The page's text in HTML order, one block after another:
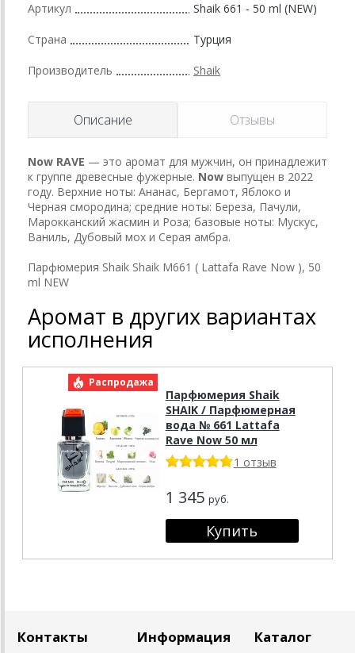
Артикул Shaik 661 - 50 ml (NEW)
Страна Турция
Производитель Shaik
Описание Отзывы
Now RAVE — это аромат для мужчин, он принадлежит
к группе древесные фужерные. Now выпущен в 2022
году. Верхние ноты: Ананас, Бергамот, Яблоко и
Черная смородина; средние ноты: Береза, Пачули,
Марокканский жасмин и Роза; базовые ноты: Мускус,
Ваниль, Дубовый мох и Серая амбра.
Парфюмерия Shaik Shaik M661 ( Lattafa Rave Now ), 50
ml NEW
Аромат в других вариантах
исполнения
Распродажа
Парфюмерия Shaik
SHAIK / Парфюмерная
вода № 661 Lattafa
Rave Now 50 мл
1 отзыв
1 345 руб.
Контакты Информация Каталог